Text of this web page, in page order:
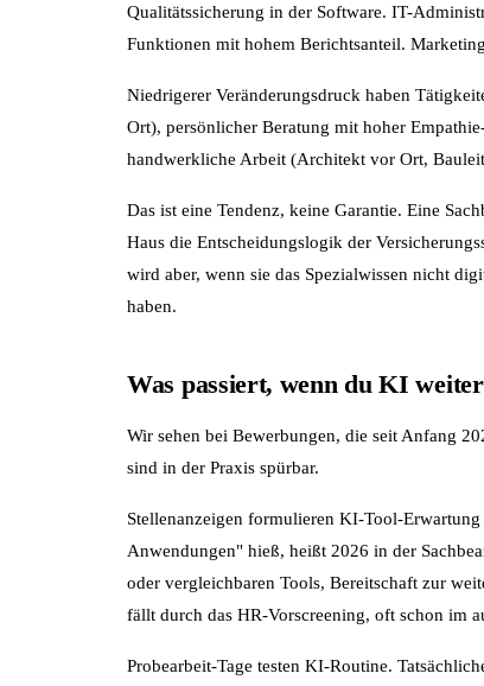
Qualitätssicherung in der Software. IT-
Funktionen mit hohem Berichtsanteil.
Niedrigerer Veränderungsdruck haben
Ort), persönlicher Beratung mit hoher
handwerkliche Arbeit (Architekt vor Ort,
Das ist eine Tendenz, keine Garantie. Eine
Haus die Entscheidungslogik der
wird aber, wenn sie das Spezialwissen nicht
haben.
Was passiert, wenn du KI
Wir sehen bei Bewerbungen, die seit Anfang
sind in der Praxis spürbar.
Stellenanzeigen formulieren KI-Tool-
Anwendungen" hieß, heißt 2026 in der
oder vergleichbaren Tools, Bereitschaft zur
fällt durch das HR-Vorscreening, oft schon im
Probearbeit-Tage testen KI-Routine.